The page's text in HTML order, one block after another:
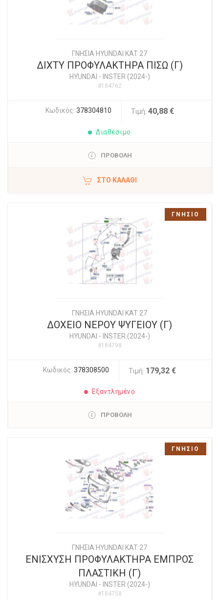
ΓΝΗΣΙΑ HYUNDAI KAT 27
ΔΙΧΤΥ ΠΡΟΦΥΛΑΚΤΗΡΑ ΠΙΣΩ (Γ)
HYUNDAI - INSTER (2024-)
#184762
Κωδικός: 378304810 Τιμή: 40,88 €
Διαθέσιμο
ΠΡΟΒΟΛΗ
ΣΤΟ ΚΑΛΆΘΙ
ΓΝΗΣΙΑ HYUNDAI KAT 27
ΔΟΧΕΙΟ ΝΕΡΟΥ ΨΥΓΕΙΟΥ (Γ)
HYUNDAI - INSTER (2024-)
#184798
Κωδικός: 378308500 Τιμή: 179,32 €
Εξαντλημένο
ΠΡΟΒΟΛΗ
ΓΝΗΣΙΟ
ΓΝΗΣΙΑ HYUNDAI KAT 27
ΕΝΙΣΧΥΣΗ ΠΡΟΦΥΛΑΚΤΗΡΑ ΕΜΠΡΟΣ
ΠΛΑΣΤΙΚΗ (Γ)
HYUNDAI - INSTER (2024-)
#184758
ΓΝΗΣΙΟ